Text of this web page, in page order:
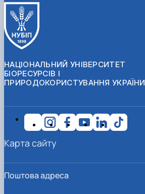
НАЦІОНАЛЬНИЙ УНІВЕРСИТЕТ
БІОРЕСУРСІВ І
ПРИРОДОКОРИСТУВАННЯ УКРАЇНИ
Поштова адреса
Карта сайту